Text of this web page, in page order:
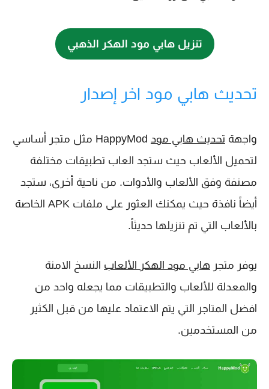
تنزيل هابي مود الهكر الذهبي
تحديث هابي مود اخر إصدار
واجهة تحديث هابي مود
HappyMod مثل متجر أساسي
لتحميل الألعاب حيث ستجد العاب تطبيقات مختلفة
مصنفة وفق الألعاب والأدوات. من ناحية أخرى، ستجد
أيضاً نافذة حيث يمكنك العثور على ملفات APK الخاصة
بالألعاب التي تم تنزيلها حديثاً.
يوفر متجر هابي مود الهكر الألعاب النسخ الامنة
والمعدلة للألعاب والتطبيقات مما يجعله واحد من
افضل المتاجر التي يتم الاعتماد عليها من قبل الكثير
من المستخدمين.